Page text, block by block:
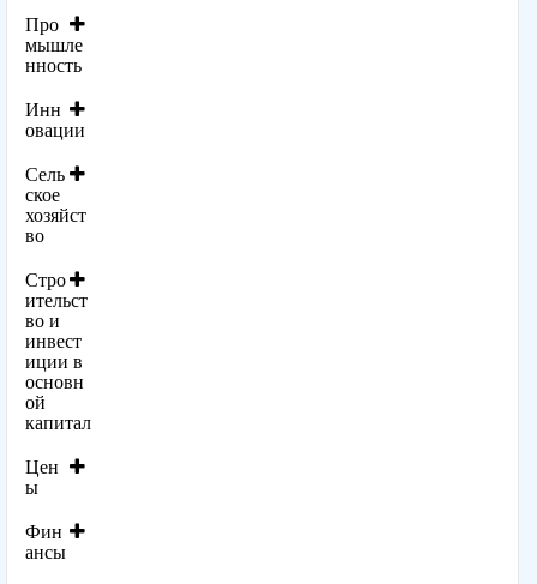
Про
мышле
нность
Инн
овации
Сель
ское
хозяйст
во
Стро
ительст
во и
инвест
иции в
основн
ой
капитал
Цен
ы
Фин
ансы